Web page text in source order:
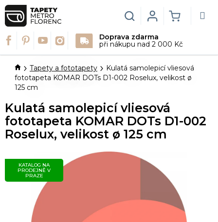
Přejít
na
obsah
Doprava zdarma
při nákupu nad 2 000 Kč
Hledat
KOŠÍK
Login
DomůTapety a fototapety
Kulatá samolepicí vliesová
fototapeta KOMAR DOTs D1-002 Roselux, velikost ø
125 cm
Kulatá samolepicí vliesová
fototapeta KOMAR DOTs D1-002
Roselux, velikost ø 125 cm
KATALOG NA
PRODEJNĚ V
PRAZE